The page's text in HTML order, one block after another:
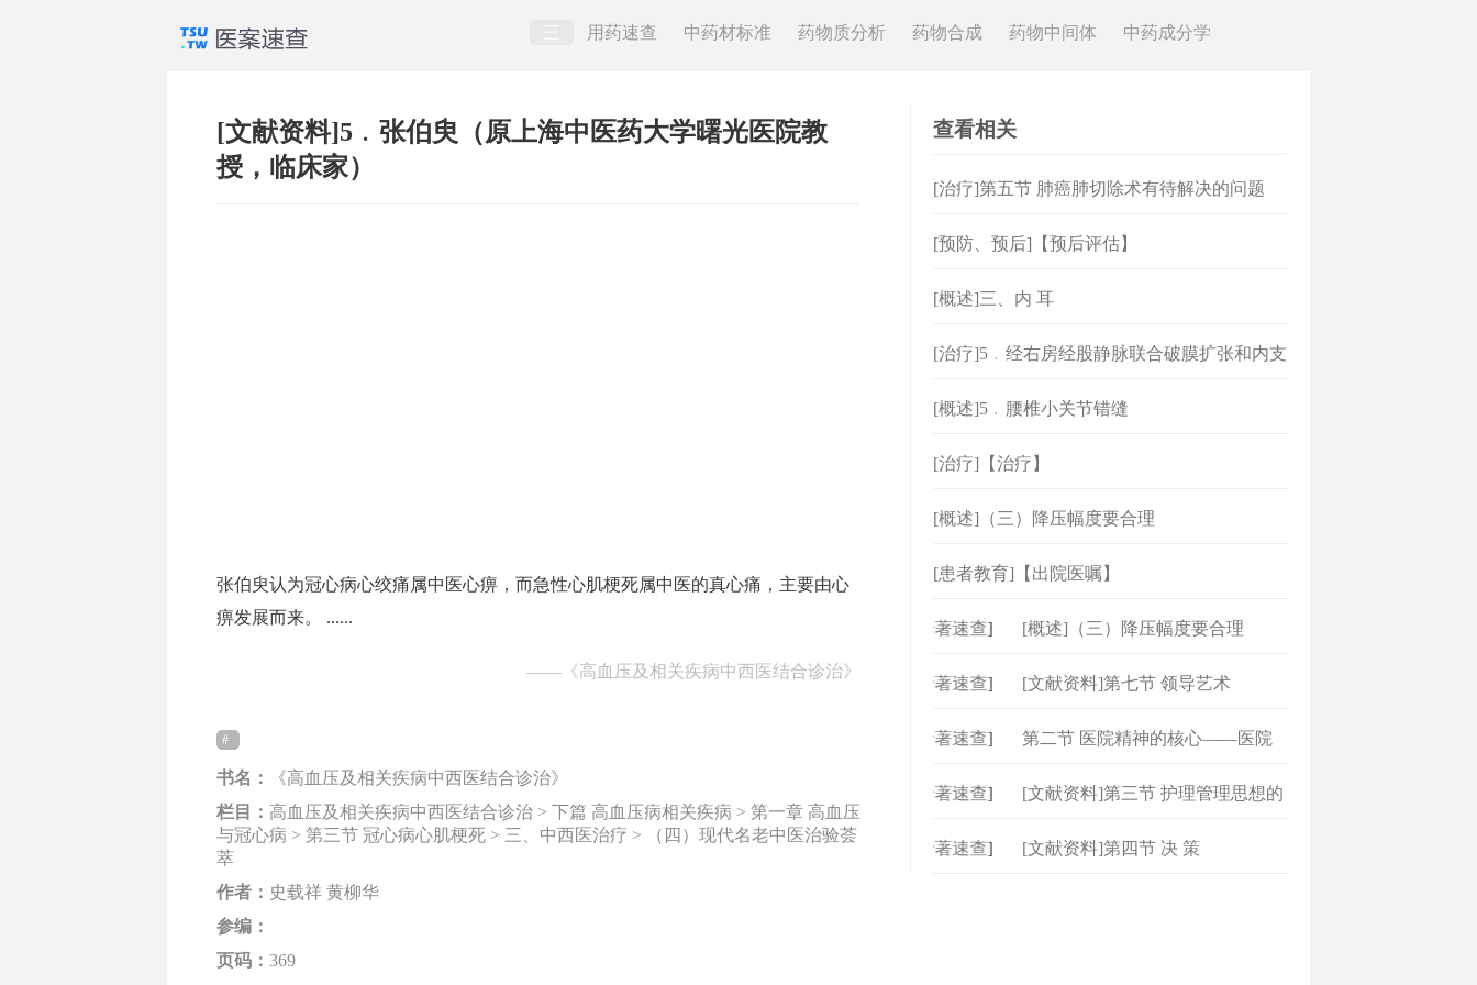
用药速查 中药材标准 药物质分析 药物合成 药物中间体 中药成分学
[文献资料]5﹒张伯臾（原上海中医药大学曙光医院教
授，临床家）
张伯臾认为冠心病心绞痛属中医心痹，而急性心肌梗死属中医的真心痛，主要由心
痹发展而来。 ......
—— 《高血压及相关疾病中西医结合诊治》
书名：
《高血压及相关疾病中西医结合诊治》
栏目： 高血压及相关疾病中西医结合诊治 > 下篇 高血压病相关疾病 > 第一章 高血压
与冠心病 > 第三节 冠心病心肌梗死 > 三、中西医治疗 > （四）现代名老中医治验荟
萃
作者： 史载祥 黄柳华
参编：
页码： 369
查看相关
[治疗]第五节 肺癌肺切除术有待解决的问题
[预防、预后]【预后评估】
[概述]三、内 耳
[治疗]5﹒经右房经股静脉联合破膜扩张和内支
[概述]5﹒腰椎小关节错缝
[治疗]【治疗】
[概述]（三）降压幅度要合理
[患者教育]【出院医嘱】
专著速查] [概述]（三）降压幅度要合理
专著速查] [文献资料]第七节 领导艺术
专著速查]
第二节 医院精神的核心——医院
专著速查] [文献资料]第三节 护理管理思想的
专著速查] [文献资料]第四节 决 策